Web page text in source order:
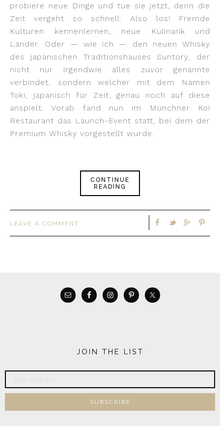
probiere neue Dinge und tue sie jetzt, denn die
Zeit vergeht so schnell. Also los! Fremde
Kulturen kennenlernen, neue Kulinarik und
Länder. Oder — wie ich — den neuen Whisky
des japanischen Traditionshauses Suntory, der
nicht nur irgendwie alles zuvor genannte
verbindet, sondern welcher mit dem Namen
Toki, japanisch für Zeit, genau noch auf diese
anspielt. Vorab fand nun im Münchner Koi
Restaurant das Launch-Event statt, bei dem der
Premium Whisky vorgestellt wurde.
CONTINUE
READING
LEAVE A COMMENT
JOIN THE LIST